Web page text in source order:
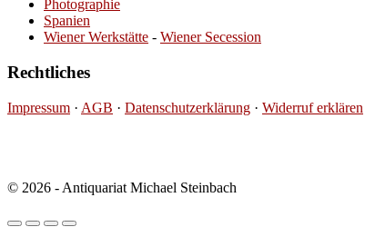
Photographie
Spanien
Wiener Werkstätte - Wiener Secession
Rechtliches
Impressum · AGB · Datenschutzerklärung · Widerruf erklären
© 2026 - Antiquariat Michael Steinbach